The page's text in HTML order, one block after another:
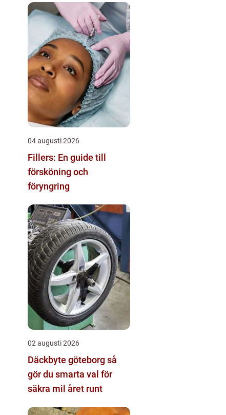
04 augusti 2026
Fillers: En guide till
försköning och
föryngring
02 augusti 2026
Däckbyte göteborg så
gör du smarta val för
säkra mil året runt